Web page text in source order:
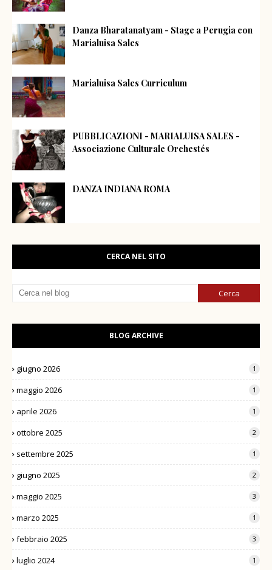
Danza Bharatanatyam - Stage a Perugia con
Marialuisa Sales
Marialuisa Sales Curriculum
PUBBLICAZIONI - MARIALUISA SALES -
Associazione Culturale Orchestés
DANZA INDIANA ROMA
CERCA NEL SITO
BLOG ARCHIVE
giugno 2026 1
maggio 2026 1
aprile 2026 1
ottobre 2025 2
settembre 2025 1
giugno 2025 2
maggio 2025 3
marzo 2025 1
febbraio 2025 3
luglio 2024 1